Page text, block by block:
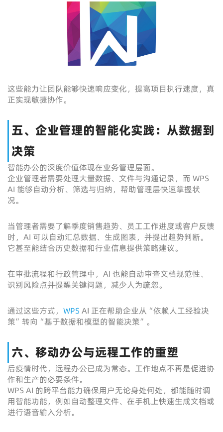
这些能力让团队能够快速响应变化，提高项目执行速度，真
正实现敏捷协作。
五、企业管理的智能化实践：从数据到
决策
智能办公的深度价值体现在业务管理层面。
企业管理者需要处理大量数据、文件与沟通记录，而 WPS
AI 能够自动分析、筛选与归纳，帮助管理层快速掌握状
况。
当管理者需要了解季度销售趋势、员工工作进度或客户反馈
时，AI 可以自动汇总数据、生成图表，并提出趋势判断。
它甚至能结合历史数据和行业信息提供策略建议。
在审批流程和行政管理中，AI 也能自动审查文档规范性、
识别风险点并提醒关键问题，减少人为疏忽。
通过这些方式， WPS AI 正在帮助企业从“依赖人工经验决
策”转向“基于数据和模型的智能决策”。
六、移动办公与远程工作的重塑
后疫情时代，远程办公已成为常态。工作地点不再是促进协
作和生产的必要条件。
WPS AI 的跨平台能力确保用户无论身处何处，都能随时调
用智能功能，例如自动整理文件、在手机上快速生成文档或
进行语音输入分析。